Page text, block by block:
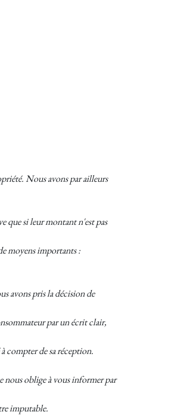
Nous avons par ailleurs
que si leur montant n'est pas
moyens importants :
avons pris la décision de
par un écrit clair,
compter de sa réception.
oblige à vous informer par
imputable.